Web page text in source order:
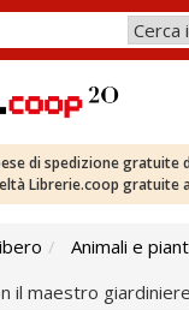
di spedizione gratuite
Librerie.coop gratuite
Animali e
il maestro giardiniere